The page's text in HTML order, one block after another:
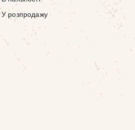
У розпродажу